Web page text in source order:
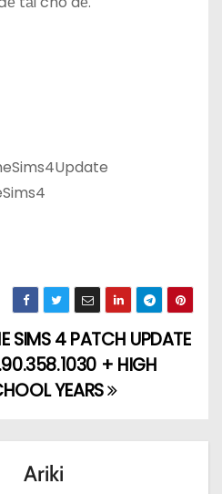
SIMS 4 PATCH UPDATE
+ HIGH
YEARS
Ariki